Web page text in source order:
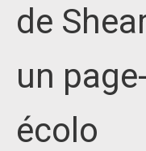
de
un
écolo